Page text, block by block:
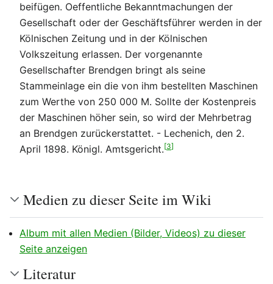
beifügen. Oeffentliche Bekanntmachungen der
Gesellschaft oder der Geschäftsführer werden in der
Kölnischen Zeitung und in der Kölnischen
Volkszeitung erlassen. Der vorgenannte
Gesellschafter Brendgen bringt als seine
Stammeinlage ein die von ihm bestellten Maschinen
zum Werthe von 250 000 M. Sollte der Kostenpreis
der Maschinen höher sein, so wird der Mehrbetrag
an Brendgen zurückerstattet. - Lechenich, den 2.
April 1898. Königl. Amtsgericht.[3]
Medien zu dieser Seite im Wiki
Album mit allen Medien (Bilder, Videos) zu dieser
Seite anzeigen
Literatur